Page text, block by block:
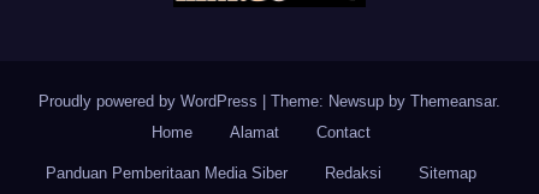
Proudly powered by WordPress Theme: Newsup by Themeansar.
Home
Alamat Contact
Panduan Pemberitaan Media Siber Redaksi Sitemap